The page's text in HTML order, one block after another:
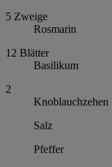
5 Zweige
Rosmarin
12 Blätter
Basilikum
2
Knoblauchzehen
Salz
Pfeffer